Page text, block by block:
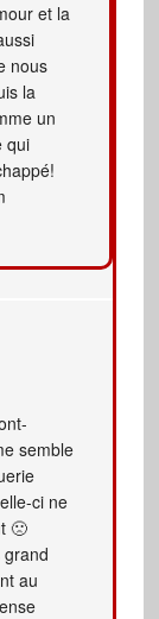
et la
nous
la
un
qui
semble
ci ne
🙁
au